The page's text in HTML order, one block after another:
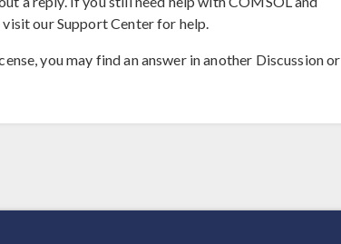
our Support Center for help.
you may find an answer in another Discussion or